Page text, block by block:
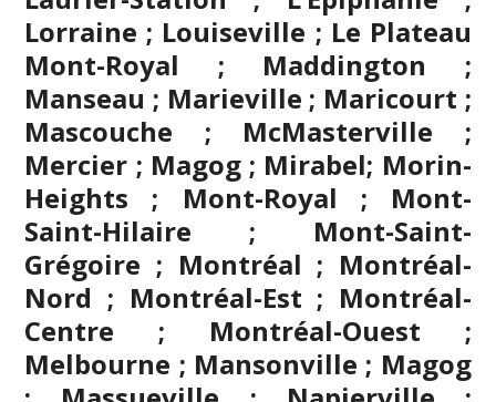
Lorraine ; Louiseville ; Le Plateau
Mont-Royal ; Maddington ;
Manseau ; Marieville ; Maricourt ;
Mascouche ; McMasterville ;
Mercier ; Magog; Mirabel; Morin-
Heights ; Mont-Royal ; Mont-
Saint-Hilaire ; Mont-Saint-
Grégoire ; Montréal ; Montréal-
Nord ; Montréal-Est ; Montréal-
Centre ; Montréal-Ouest ;
Melbourne ; Mansonville ; Magog